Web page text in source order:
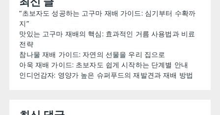
“초보자도 성공하는 고구마 재배 가이드: 심기부터 수확까
지”
맛있는 고구마 재배의 핵심: 효과적인 거름 사용법과 비료
전략
참나물 재배 가이드: 자연의 선물을 우리 집으로
아욱 재배 가이드: 초보자도 쉽게 시작하는 단계별 안내
인디언감자: 영양가 높은 슈퍼푸드의 재발견과 재배 방법